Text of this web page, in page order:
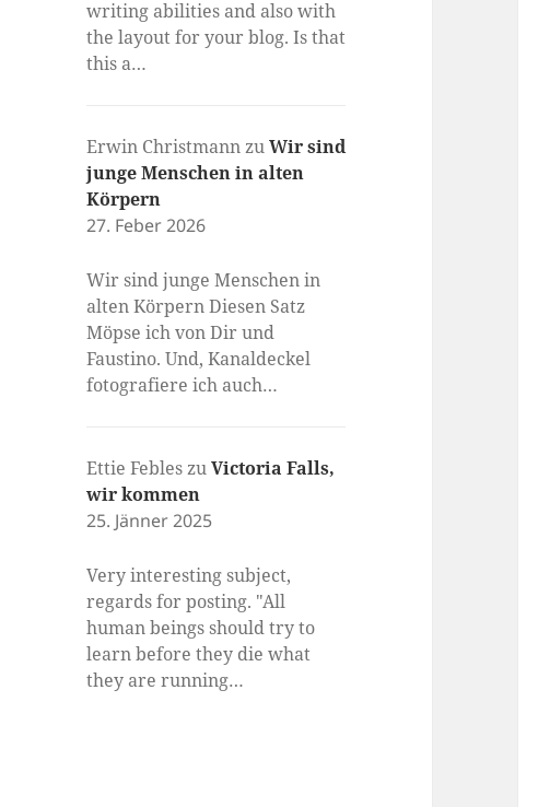
writing abilities and also with
the layout for your blog. Is that
this a…
Erwin ChristmannzuWir sind
junge Menschen in alten
Körpern
27. Feber 2026
Wir sind junge Menschen in
alten Körpern Diesen Satz
Möpse ich von Dir und
Faustino. Und, Kanaldeckel
fotografiere ich auch…
Ettie FebleszuVictoria Falls,
wir kommen
25. Jänner 2025
Very interesting subject,
regards for posting. "All
human beings should try to
learn before they die what
they are running…